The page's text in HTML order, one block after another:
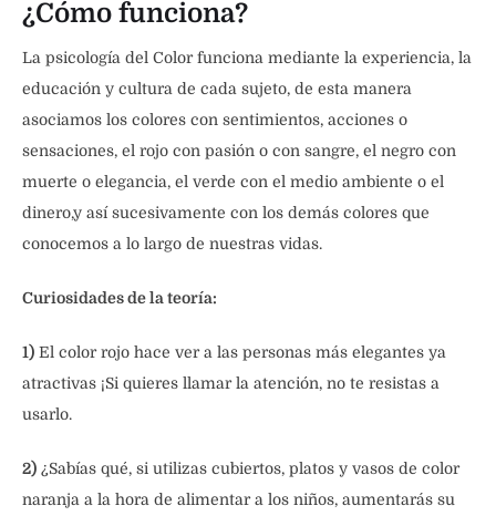
¿Cómo funciona?
La psicología del Color funciona mediante la experiencia, la
educación y cultura de cada sujeto, de esta manera
asociamos los colores con sentimientos, acciones o
sensaciones, el rojo con pasión o con sangre, el negro con
muerte o elegancia, el verde con el medio ambiente o el
dinero,y así sucesivamente con los demás colores que
conocemos a lo largo de nuestras vidas.
Curiosidades de la teoría:
1) El color rojo hace ver a las personas más elegantes ya
atractivas ¡Si quieres llamar la atención, no te resistas a
usarlo.
2) ¿Sabías qué, si utilizas cubiertos, platos y vasos de color
naranja a la hora de alimentar a los niños, aumentarás su